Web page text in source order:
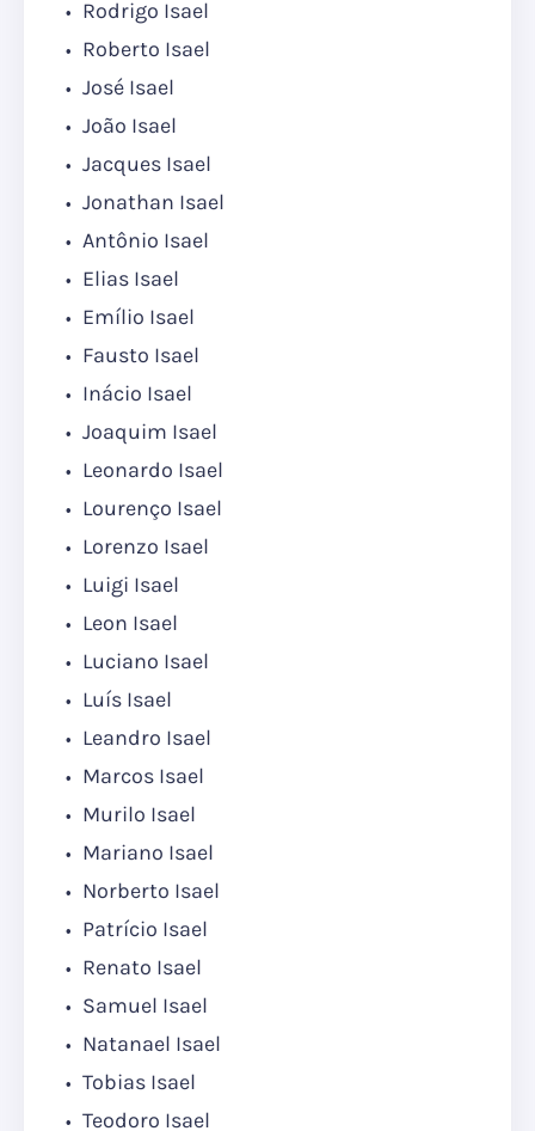
Rodrigo Isael
Roberto Isael
José Isael
João Isael
Jacques Isael
Jonathan Isael
Antônio Isael
Elias Isael
Emílio Isael
Fausto Isael
Inácio Isael
Joaquim Isael
Leonardo Isael
Lourenço Isael
Lorenzo Isael
Luigi Isael
Leon Isael
Luciano Isael
Luís Isael
Leandro Isael
Marcos Isael
Murilo Isael
Mariano Isael
Norberto Isael
Patrício Isael
Renato Isael
Samuel Isael
Natanael Isael
Tobias Isael
Teodoro Isael